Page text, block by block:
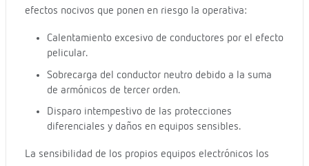
efectos nocivos que ponen en riesgo la operativa:
Calentamiento excesivo de conductores por el efecto
pelicular.
Sobrecarga del conductor neutro debido a la suma
de armónicos de tercer orden.
Disparo intempestivo de las protecciones
diferenciales y daños en equipos sensibles.
La sensibilidad de los propios equipos electrónicos los